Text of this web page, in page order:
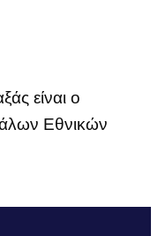
είναι ο
Εθνικών